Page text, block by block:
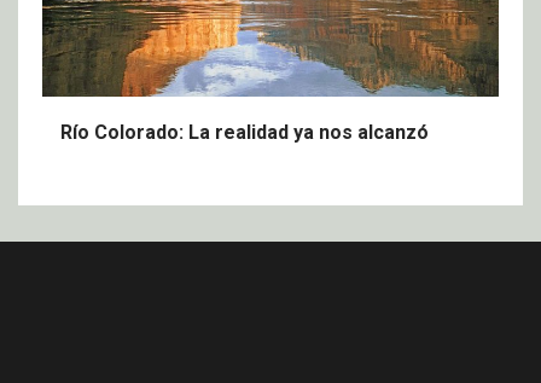
Río Colorado: La realidad ya nos alcanzó